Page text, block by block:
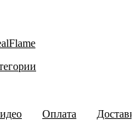
Оплата